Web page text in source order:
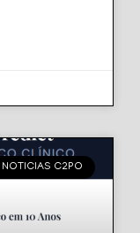
NOTICIAS C2PO